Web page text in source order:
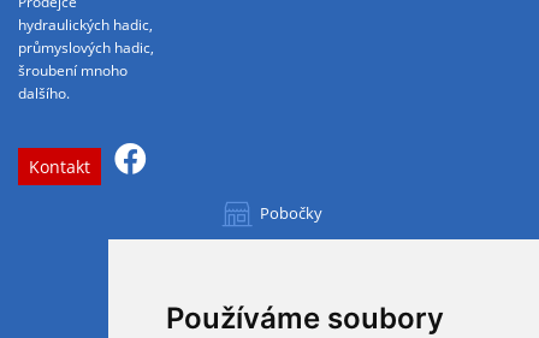
Používáme soubory
hydraulických hadic,
průmyslových hadic,
šroubení mnoho
dalšího.
Kontakt
Pobočky
OTVÍRACÍ DOBA